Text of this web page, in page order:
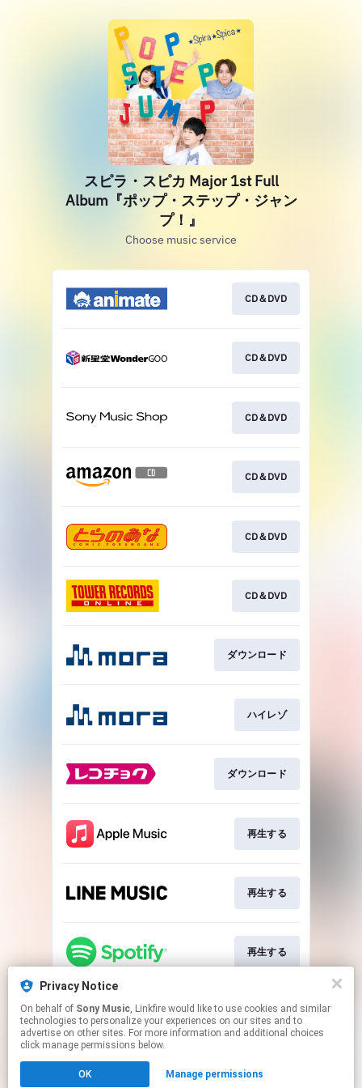
Privacy Notice
On behalf of Sony Music, Linkfire would like to use cookies and similar
technologies to personalize your experiences on our sites and to
advertise on other sites. For more information and additional choices
click manage permissions below.
OK Manage permissions
スピラ・スピカ Major 1st Full
Album『ポップ・ステップ・ジャン
プ！』
Choose music service
CD＆DVD
CD＆DVD
CD＆DVD
CD＆DVD
CD＆DVD
CD＆DVD
ダウンロード
ハイレゾ
ダウンロード
再生する
再生する
再生する
再生する